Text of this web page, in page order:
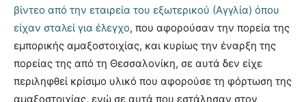
βίντεο από την εταιρεία του εξωτερικού (Αγγλία) όπου
είχαν σταλεί για έλεγχο, που αφορούσαν την πορεία της
εμπορικής αμαξοστοιχίας, και κυρίως την έναρξη της
πορείας της από τη Θεσσαλονίκη, σε αυτά δεν είχε
περιληφθεί κρίσιμο υλικό που αφορούσε τη φόρτωση της
αμαξοστοιχίας, ενώ σε αυτά που εστάλησαν στον